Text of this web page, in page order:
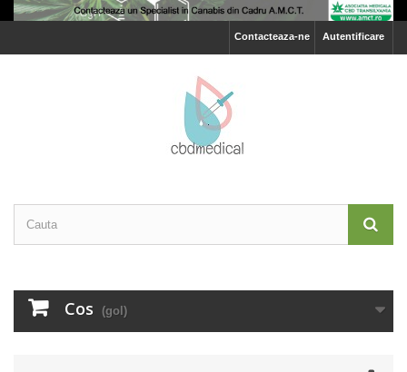
Autentificare
Contacteaza-ne
Cos (gol)